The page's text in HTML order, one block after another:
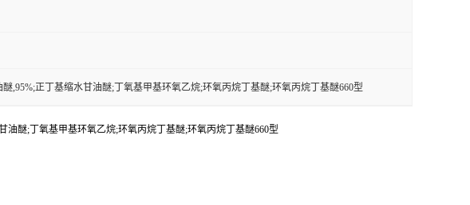
,95%;正丁基缩水甘油醚;丁氧基甲基环氧乙烷;环氧丙烷丁基醚;环氧丙烷丁基醚660型
醚;丁氧基甲基环氧乙烷;环氧丙烷丁基醚;环氧丙烷丁基醚660型